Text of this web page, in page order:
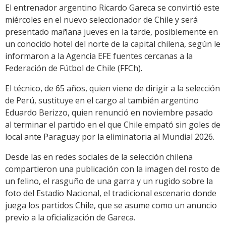
Link
El entrenador argentino Ricardo Gareca se convirtió este
miércoles en el nuevo seleccionador de Chile y será
presentado mañana jueves en la tarde, posiblemente en
un conocido hotel del norte de la capital chilena, según le
informaron a la Agencia EFE fuentes cercanas a la
Federación de Fútbol de Chile (FFCh).
El técnico, de 65 años, quien viene de dirigir a la selección
de Perú, sustituye en el cargo al también argentino
Eduardo Berizzo, quien renunció en noviembre pasado
al terminar el partido en el que Chile empató sin goles de
local ante Paraguay por la eliminatoria al Mundial 2026.
Desde las en redes sociales de la selección chilena
compartieron una publicación con la imagen del rosto de
un felino, el rasguño de una garra y un rugido sobre la
foto del Estadio Nacional, el tradicional escenario donde
juega los partidos Chile, que se asume como un anuncio
previo a la oficialización de Gareca.